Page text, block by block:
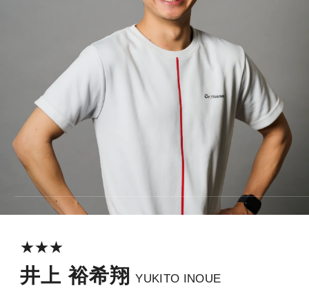
★★★
井上 裕希翔 YUKITO INOUE
METHOD
メソッド
REVIEW
お客様の声
MEDIA
よくあるご質問